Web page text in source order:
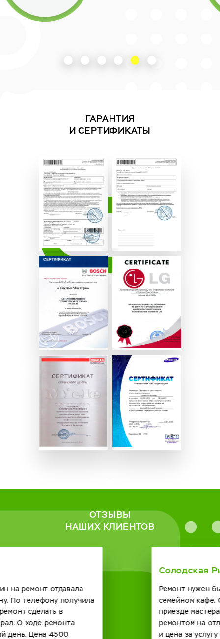
ГАРАНТИЯ
И СЕРТИФИКАТЫ
ОТЗЫВЫ
НАШИХ КЛИЕНТОВ
Ремонт нужен был кофейному автомату в нашем
семейном кафе. Созвонились с сервисным центром о
приезде мастера договорились. Справился он с
ремонтом на отлично и по времени быстро получилось
и цена за услугу вполне демократичная. Будем